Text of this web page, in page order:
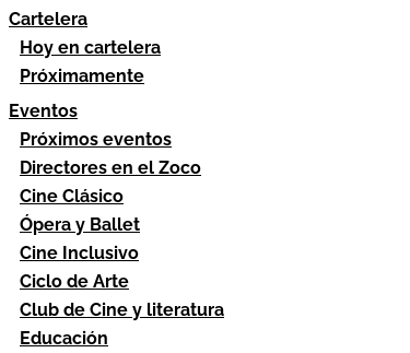
Cartelera
Hoy en cartelera
Próximamente
Eventos
Próximos eventos
Directores en el Zoco
Cine Clásico
Ópera y Ballet
Cine Inclusivo
Ciclo de Arte
Club de Cine y literatura
Educación